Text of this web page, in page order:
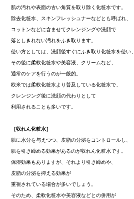
肌の汚れや表面の古い角質を取り除く化粧水です。
除去化粧水、スキンフレッシュナーなどとも呼ばれ、
コットンなどに含ませてクレンジングや洗顔で
落としきれない汚れをふき取ります。
使い方としては、洗顔後すぐにふき取り化粧水を使い、
その後に柔軟化粧水や美容液、クリームなど、
通常のケアを行うのが一般的。
欧米では柔軟化粧水より普及している化粧水で、
クレンジング後に洗顔の代わりとして
利用されることも多いです。
［収れん化粧水］
肌に水分を与えつつ、皮脂の分泌をコントロールし、
肌を引き締める効果があるのが収れん化粧水です。
保湿効果もありますが、それより引き締めや、
皮脂の分泌を抑える効果が
重視されている場合が多いでしょう。
そのため、柔軟化粧水や美容液などとの併用が